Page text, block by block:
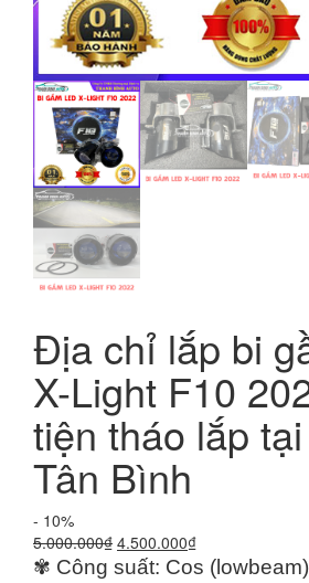
Địa chỉ lắp bi
X-Light F10
tiện tháo lắp
Tân Bình
- 10%
5.000.000₫ Giá
gốc
4.500.000₫Giá
hiện
✾ Công suất: Cos